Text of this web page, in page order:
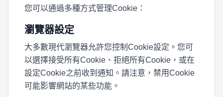
您可以通過多種方式管理Cookie：
瀏覽器設定
大多數現代瀏覽器允許您控制Cookie設定。您可
以選擇接受所有Cookie、拒絕所有Cookie，或在
設定Cookie之前收到通知。請注意，禁用Cookie
可能影響網站的某些功能。